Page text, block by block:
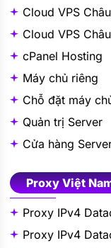
Cloud VPS
Cloud VPS
cPanel Hosting
Máy chủ riêng
Chỗ đặt máy
Quản trị Server
Cửa hàng
Proxy Việt
Proxy IPv4
Proxy IPv4